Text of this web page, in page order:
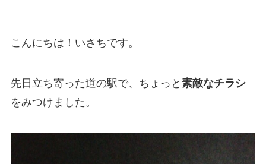
こんにちは！いさちです。
先日立ち寄った道の駅で、ちょっと 素敵なチラシ
をみつけました。